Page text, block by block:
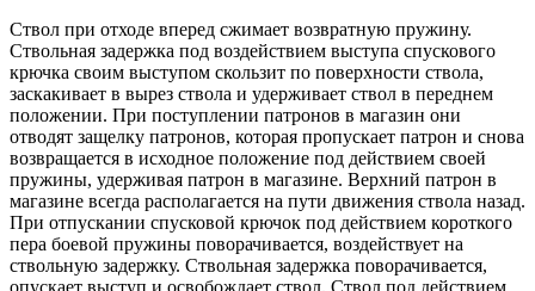
Ствол при отходе вперед сжимает возвратную пружину.
Ствольная задержка под воздействием выступа спускового
крючка своим выступом скользит по поверхности ствола,
заскакивает в вырез ствола и удерживает ствол в переднем
положении. При поступлении патронов в магазин они
отводят защелку патронов, которая пропускает патрон и снова
возвращается в исходное положение под действием своей
пружины, удерживая патрон в магазине. Верхний патрон в
магазине всегда располагается на пути движения ствола назад.
При отпускании спусковой крючок под действием короткого
пера боевой пружины поворачивается, воздействует на
ствольную задержку. Ствольная задержка поворачивается,
опускает выступ и освобождает ствол. Ствол под действием